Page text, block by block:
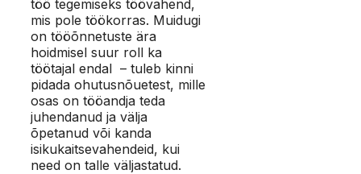
töö tegemiseks töövahend,
mis pole töökorras. Muidugi
on tööõnnetuste ära
hoidmisel suur roll ka
töötajal endal – tuleb kinni
pidada ohutusnõuetest, mille
osas on tööandja teda
juhendanud ja välja
õpetanud või kanda
isikukaitsevahendeid, kui
need on talle väljastatud.